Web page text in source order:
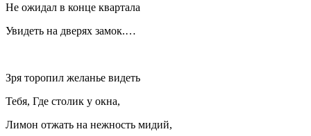
Не ожидал в конце квартала
Увидеть на дверях замок.…
Зря торопил желанье видеть
Тебя, Где столик у окна,
Лимон отжать на нежность мидий,